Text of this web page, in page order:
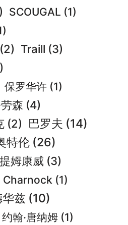
SCOUGAL (1)
(2) Traill (3)
保罗华许 (1)
森 (4)
(2) 巴罗夫 (14)
特伦 (26)
提姆康威 (3)
Charnock (1)
兹 (10)
约翰·唐纳姆 (1)